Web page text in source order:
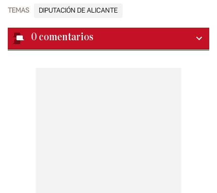
TEMAS DIPUTACIÓN DE ALICANTE
0 comentarios